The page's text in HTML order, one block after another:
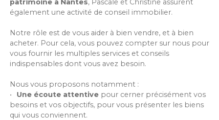
patrimoine à Nantes, Pascale et Christine assurent
également une activité de conseil immobilier.
Notre rôle est de vous aider à bien vendre, et à bien
acheter. Pour cela, vous pouvez compter sur nous pour
vous fournir les multiples services et conseils
indispensables dont vous avez besoin.
Nous vous proposons notamment :
Une écoute attentive pour cerner précisément vos
besoins et vos objectifs, pour vous présenter les biens
qui vous conviennent.